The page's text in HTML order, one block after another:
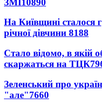
На Київщині сталося
річної дівчини 8188
Стало відомо, в якій
скаржаться на ТЦК
Зеленський про
"але"7660